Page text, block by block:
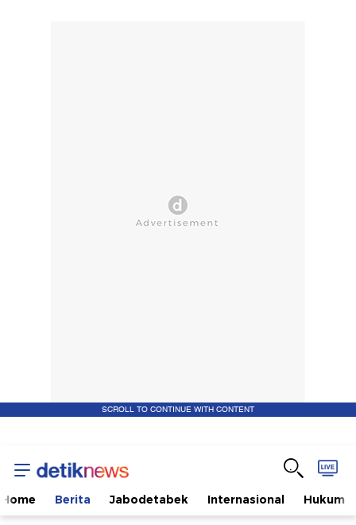
SCROLL TO CONTINUE WITH CONTENT
Home Berita Jabodetabek Internasional Hukum